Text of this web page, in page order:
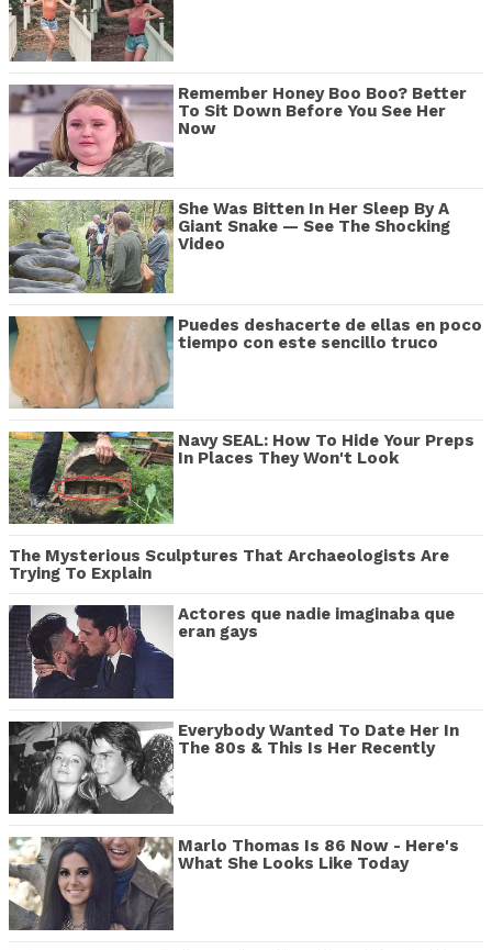
Remember Honey Boo Boo? Better
To Sit Down Before You See Her
Now
She Was Bitten In Her Sleep By A
Giant Snake — See The Shocking
Video
Puedes deshacerte de ellas en poco
tiempo con este sencillo truco
Navy SEAL: How To Hide Your Preps
In Places They Won't Look
The Mysterious Sculptures That Archaeologists Are
Trying To Explain
Actores que nadie imaginaba que
eran gays
Everybody Wanted To Date Her In
The 80s & This Is Her Recently
Marlo Thomas Is 86 Now - Here's
What She Looks Like Today